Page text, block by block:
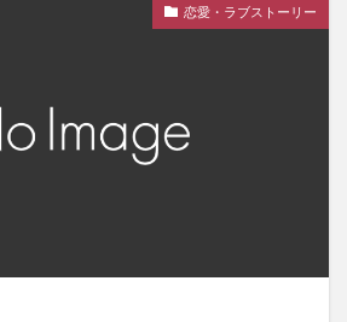
恋愛・ラブストーリー